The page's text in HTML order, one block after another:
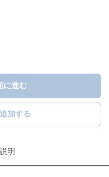
に進む
加する
明